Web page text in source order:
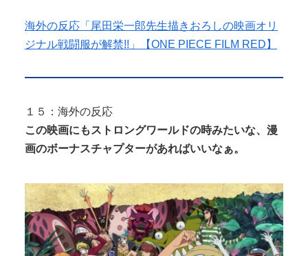
海外の反応「尾田栄一郎先生描きおろしの映画オリ
ジナル戦闘服が解禁!!」【ONE PIECE FILM RED】
１５：海外の反応
この映画にもストロングワールドの時みたいな、漫
画のボーナスチャプターがあればいいなぁ。